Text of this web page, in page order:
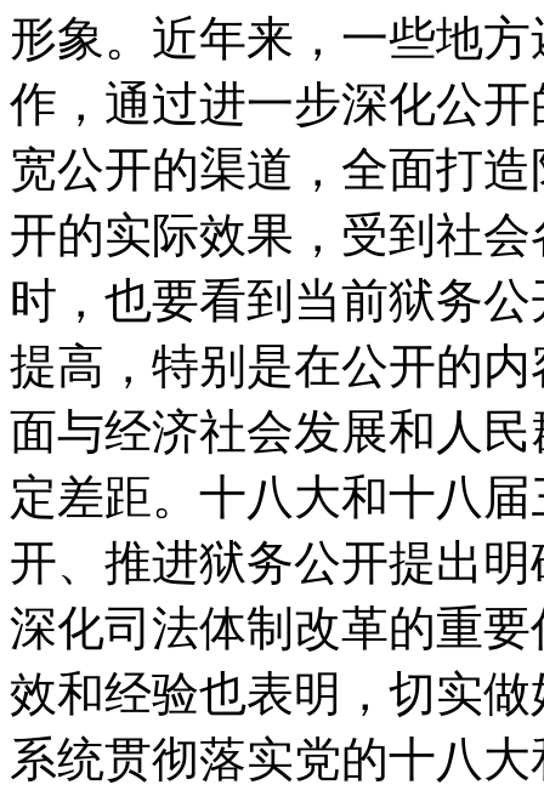
形象。近年来，一些地
作，通过进一步深化公
宽公开的渠道，全面打
开的实际效果，受到社
时，也要看到当前狱务
提高，特别是在公开的
面与经济社会发展和人
定差距。十八大和十八
开、推进狱务公开提出
深化司法体制改革的重
效和经验也表明，切实
系统贯彻落实党的十八